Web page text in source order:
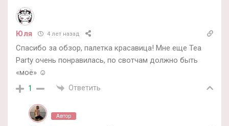
Юля 4 лет назад
Спасибо за обзор, палетка красавица! Мне еще Tea
Party очень понравилась, по свотчам должно быть
«моё» ☺️
1 Ответить
Автор